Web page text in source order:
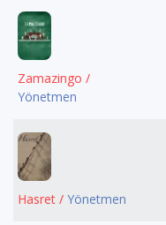
Zamazingo /
Yönetmen
Hasret / Yönetmen